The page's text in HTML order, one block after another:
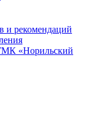
и рекомендаций
«Норильский